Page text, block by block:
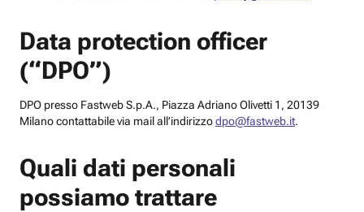
Data protection officer
(“DPO”)
DPO presso Fastweb S.p.A., Piazza Adriano Olivetti 1, 20139
Milano contattabile via mail all’indirizzodpo@fastweb.it.
Quali dati personali
possiamo trattare